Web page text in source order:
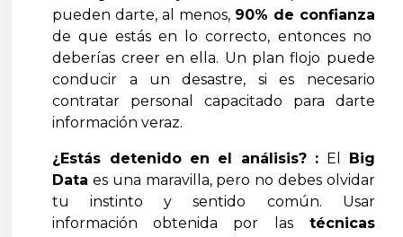
pueden darte, al menos, 90% de confianza
de que estás en lo correcto, entonces no
deberías creer en ella. Un plan flojo puede
conducir a un desastre, si es necesario
contratar personal capacitado para darte
información veraz.
¿Estás detenido en el análisis? : El Big
Data es una maravilla, pero no debes olvidar
tu instinto y sentido común. Usar
información obtenida por lastécnicas